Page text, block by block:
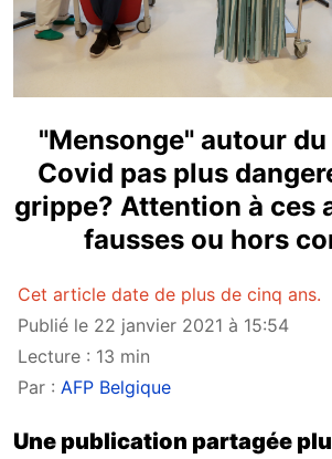
"Mensonge" autour
Covid pas plus
grippe? Attention à ces
fausses ou hors
Cet article date de plus de cinq ans.
Publié le 22 janvier 2021 à 15:54
Lecture : 13 min
Par : AFP Belgique
Une publication partagée